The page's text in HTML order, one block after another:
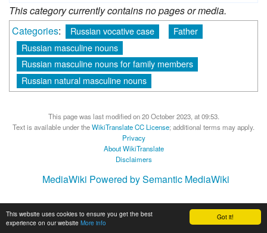
Got it!
This website uses cookies to ensure you get the best
experience on our website More info
This category currently contains no pages or media.
Categories: Russian vocative case
Father
Russian masculine nouns
Russian masculine nouns for family members
Russian natural masculine nouns
This page was last modified on 20 October 2023, at 09:53.
Text is available under theWikiTranslate CC License; additional terms may apply.
Privacy
About WikiTranslate
Disclaimers
MediaWiki Powered by Semantic MediaWiki